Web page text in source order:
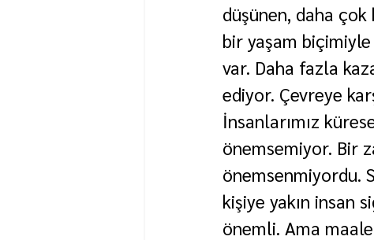
düşünen, daha çok
bir yaşam biçimiyle
var. Daha fazla
ediyor. Çevreye
İnsanlarımız
önemsemiyor. Bir
önemsenmiyordu.
kişiye yakın insan
önemli. Ama